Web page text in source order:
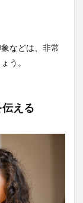
などは、非常
う。
える